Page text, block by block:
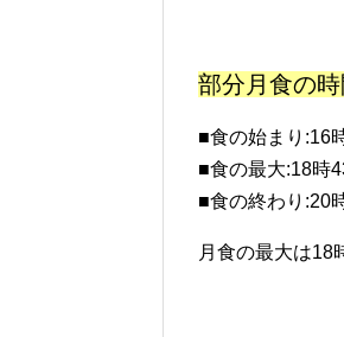
部分月食の時
■食の始まり:16
■食の最大:18時
■食の終わり:20
月食の最大は18